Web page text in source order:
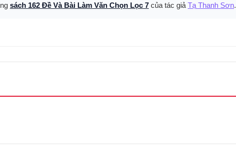
sách 162 Đề Và Bài Làm Văn Chọn Lọc 7 của tác giả Tạ Thanh Sơn.